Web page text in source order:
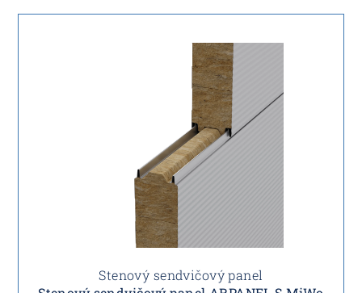
Stenový sendvičový panel